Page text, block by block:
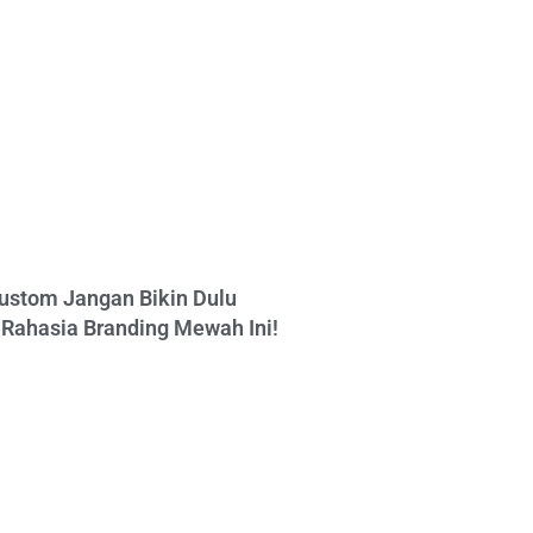
Jangan Bikin Dulu
Branding Mewah Ini!